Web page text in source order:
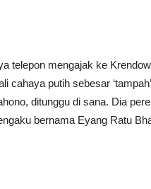
telepon mengajak ke
cahaya putih sebesar
ditunggu di sana. Dia
bernama Eyang Ratu